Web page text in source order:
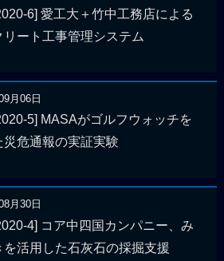
6] 愛工大＋竹中工務店による
リート工事管理システム
月06日
5] MASAがゴルフウォッチを
災危通報の実証実験
月30日
4] コア中四国カンパニー、み
を活用した石灰石の採掘支援